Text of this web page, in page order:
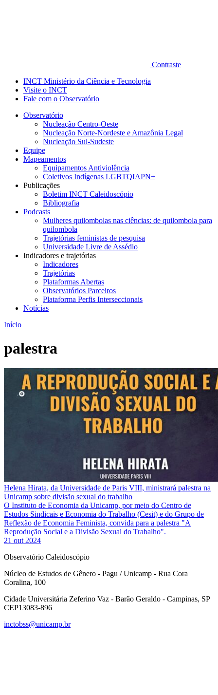
Contraste
INCT Ministério da Ciência e Tecnologia
Visite o INCT
Fale com o Observatório
Observatório
Nucleação Centro-Oeste
Nucleação Norte-Nordeste e Amazônia Legal
Nucleação Sul-Sudeste
Equipe
Mapeamentos
Equipamentos Antiviolência
Coletivos Indígenas LGBTQIAPN+
Publicações
Boletim INCT Caleidoscópio
Bibliografia
Podcasts
Mulheres quilombolas nas ciências: de quilombola para
quilombola
Trajetórias feministas de pesquisa
Universidade Livre de Assédio
Indicadores e trajetórias
Indicadores
Trajetórias
Plataformas Abertas
Observatórios Parceiros
Plataforma Perfis Interseccionais
Notícias
Início
palestra
Helena Hirata, da Universidade de Paris VIII, ministrará palestra na
Unicamp sobre divisão sexual do trabalho
O Instituto de Economia da Unicamp, por meio do Centro de
Estudos Sindicais e Economia do Trabalho (Cesit) e do Grupo de
Reflexão de Economia Feminista, convida para a palestra "A
Reprodução Social e a Divisão Sexual do Trabalho".
21 out 2024
Observatório Caleidoscópio
Núcleo de Estudos de Gênero - Pagu / Unicamp - Rua Cora
Coralina, 100
Cidade Universitária Zeferino Vaz - Barão Geraldo - Campinas, SP
CEP13083-896
inctobss@unicamp.br